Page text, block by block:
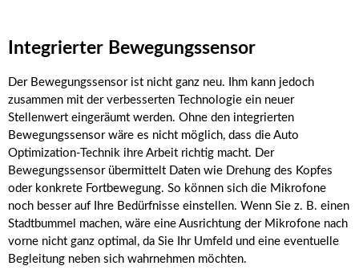
Integrierter Bewegungssensor
Der Bewegungssensor ist nicht ganz neu. Ihm kann jedoch
zusammen mit der verbesserten Technologie ein neuer
Stellenwert eingeräumt werden. Ohne den integrierten
Bewegungssensor wäre es nicht möglich, dass die Auto
Optimization-Technik ihre Arbeit richtig macht. Der
Bewegungssensor übermittelt Daten wie Drehung des Kopfes
oder konkrete Fortbewegung. So können sich die Mikrofone
noch besser auf Ihre Bedürfnisse einstellen. Wenn Sie z. B. einen
Stadtbummel machen, wäre eine Ausrichtung der Mikrofone nach
vorne nicht ganz optimal, da Sie Ihr Umfeld und eine eventuelle
Begleitung neben sich wahrnehmen möchten.